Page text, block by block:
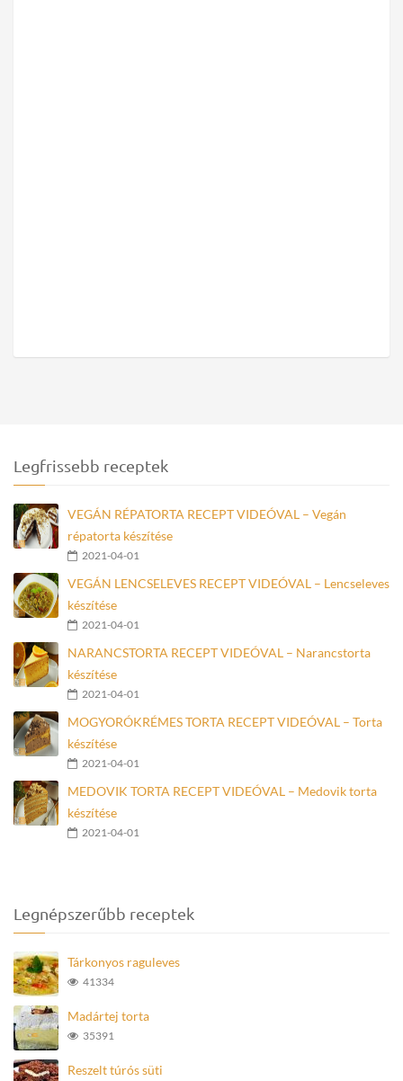
Legfrissebb receptek
VEGÁN RÉPATORTA RECEPT VIDEÓVAL – Vegán
répatorta készítése
2021-04-01
VEGÁN LENCSELEVES RECEPT VIDEÓVAL – Lencseleves
készítése
2021-04-01
NARANCSTORTA RECEPT VIDEÓVAL – Narancstorta
készítése
2021-04-01
MOGYORÓKRÉMES TORTA RECEPT VIDEÓVAL – Torta
készítése
2021-04-01
MEDOVIK TORTA RECEPT VIDEÓVAL – Medovik torta
készítése
2021-04-01
Legnépszerűbb receptek
Tárkonyos raguleves
41334
Madártej torta
35391
Reszelt túrós süti